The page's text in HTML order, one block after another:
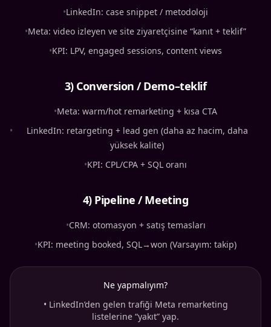
•LinkedIn: case snippet / metodoloji
•Meta: video izleyen ve site ziyaretçisine “kanıt + teklif”
•KPI: LPV, engaged sessions, content views
3) Conversion / Demo–teklif
•Meta: warm/hot remarketing + kısa CTA
•
LinkedIn: retargeting + lead gen (daha az hacim, daha
yüksek kalite)
•KPI: CPL/CPA + SQL oranı
4) Pipeline / Meeting
•CRM: otomasyon + satış temasları
•KPI: meeting booked, SQL→won (Varsayım: takip)
Ne yapmalıyım?
• LinkedIn’den gelen trafiği Meta remarketing
listelerine “yakıt” yap.